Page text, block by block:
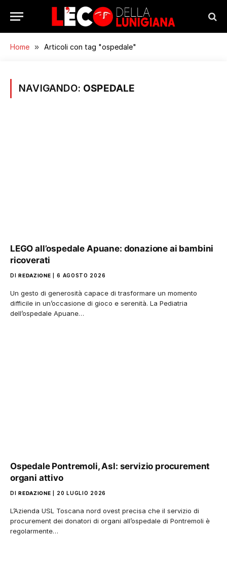
Home » Articoli con tag "ospedale"
NAVIGANDO: OSPEDALE
LEGO all’ospedale Apuane: donazione ai bambini
ricoverati
DI REDAZIONE 6 AGOSTO 2026
Un gesto di generosità capace di trasformare un momento
difficile in un’occasione di gioco e serenità. La Pediatria
dell’ospedale Apuane…
Ospedale Pontremoli, Asl: servizio procurement
organi attivo
DI REDAZIONE 20 LUGLIO 2026
L’Azienda USL Toscana nord ovest precisa che il servizio di
procurement dei donatori di organi all’ospedale di Pontremoli è
regolarmente…